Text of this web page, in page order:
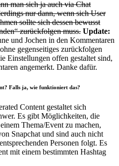
man sich ja auch via Chat
nur dann, wenn sich User
sollte sich dessen bewusst
zurückfolgen muss. Update:
und Jochen in den Kommentaren
gegenseitiges zurückfolgen
Einstellungen offen gestaltet sind,
angemerkt. Danke dafür.
Falls ja, wie funktioniert das?
Content gestaltet sich
Es gibt Möglichkeiten, die
Thema/Event zu machen,
Snapchat und sind auch nicht
Personen folgt. Es
mit einem bestimmten Hashtag